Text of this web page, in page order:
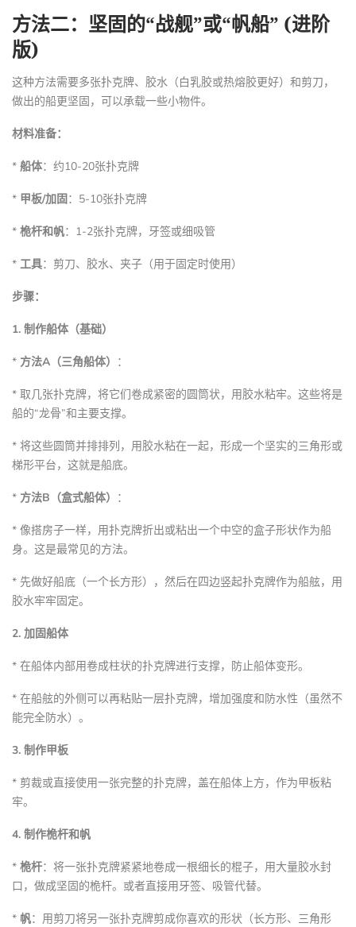
方法二：坚固的“战舰”或“帆船” (进阶
版)
这种方法需要多张扑克牌、胶水（白乳胶或热熔胶更好）和剪刀，
做出的船更坚固，可以承载一些小物件。
材料准备：
* 船体：约10-20张扑克牌
* 甲板/加固：5-10张扑克牌
* 桅杆和帆：1-2张扑克牌，牙签或细吸管
* 工具：剪刀、胶水、夹子（用于固定时使用）
步骤：
1. 制作船体（基础）
* 方法A（三角船体） ：
* 取几张扑克牌，将它们卷成紧密的圆筒状，用胶水粘牢。这些将是
船的“龙骨”和主要支撑。
* 将这些圆筒并排排列，用胶水粘在一起，形成一个坚实的三角形或
梯形平台，这就是船底。
* 方法B（盒式船体） ：
* 像搭房子一样，用扑克牌折出或粘出一个中空的盒子形状作为船
身。这是最常见的方法。
* 先做好船底（一个长方形），然后在四边竖起扑克牌作为船舷，用
胶水牢牢固定。
2. 加固船体
* 在船体内部用卷成柱状的扑克牌进行支撑，防止船体变形。
* 在船舷的外侧可以再粘贴一层扑克牌，增加强度和防水性（虽然不
能完全防水）。
3. 制作甲板
* 剪裁或直接使用一张完整的扑克牌，盖在船体上方，作为甲板粘
牢。
4. 制作桅杆和帆
* 桅杆：将一张扑克牌紧紧地卷成一根细长的棍子，用大量胶水封
口，做成坚固的桅杆。或者直接用牙签、吸管代替。
* 帆：用剪刀将另一张扑克牌剪成你喜欢的形状（长方形、三角形